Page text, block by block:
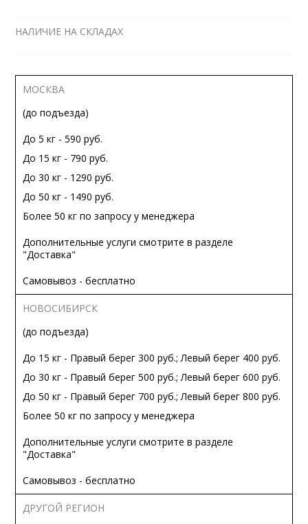
НАЛИЧИЕ НА СКЛАДАХ
МОСКВА
(до подъезда)
До 5 кг - 590 руб.
До 15 кг - 790 руб.
До 30 кг - 1290 руб.
До 50 кг - 1490 руб.
Более 50 кг по запросу у менеджера
Дополнительные услуги смотрите в разделе
"Доставка"
Самовывоз - бесплатно
НОВОСИБИРСК
(до подъезда)
До 15 кг - Правый берег 300 руб.; Левый берег 400 руб.
До 30 кг - Правый берег 500 руб.; Левый берег 600 руб.
До 50 кг - Правый берег 700 руб.; Левый берег 800 руб.
Более 50 кг по запросу у менеджера
Дополнительные услуги смотрите в разделе
"Доставка"
Самовывоз - бесплатно
ДРУГОЙ РЕГИОН